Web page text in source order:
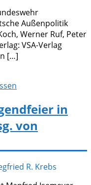
Außenpolitik
Werner Ruf, Peter
VSA-Verlag
[…]
in
von
R. Krebs